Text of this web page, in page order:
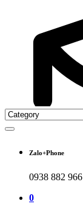
Zalo+Phone
0938 882 966
0